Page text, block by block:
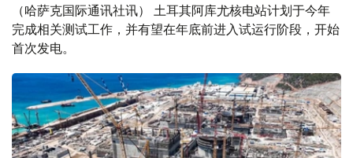
（哈萨克国际通讯社讯） 土耳其阿库尤核电站计划于今年
完成相关测试工作，并有望在年底前进入试运行阶段，开始
首次发电。